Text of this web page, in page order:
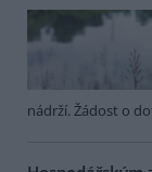
nádrží. Žádost o